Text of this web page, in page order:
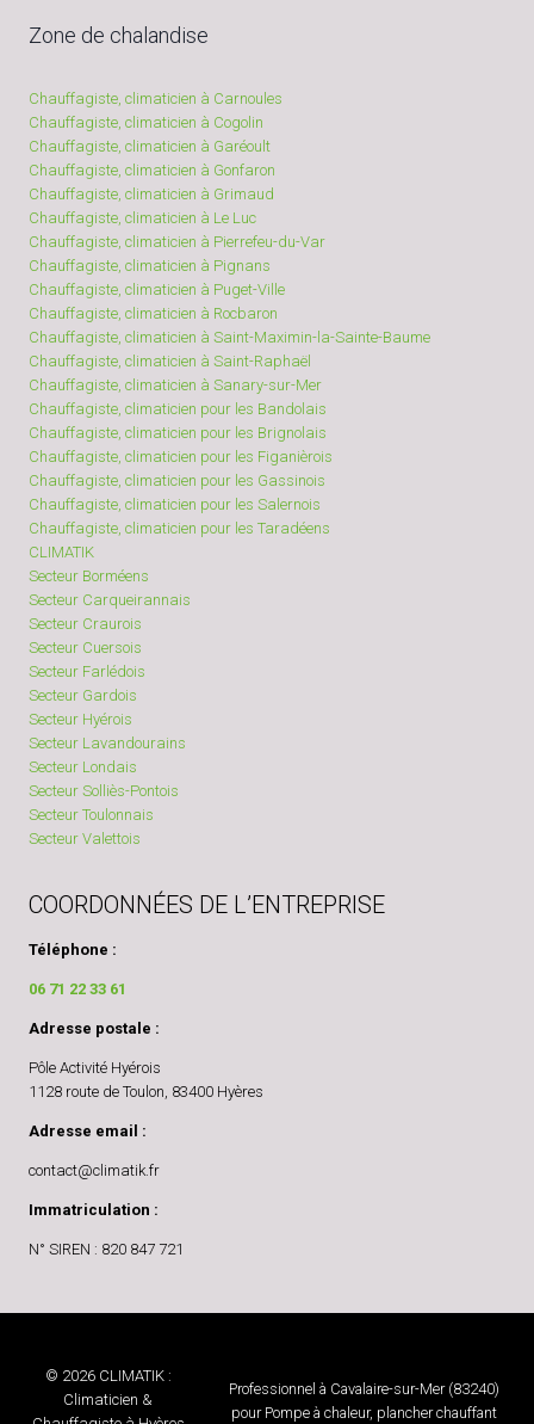
Zone de chalandise
Chauffagiste, climaticien à Carnoules
Chauffagiste, climaticien à Cogolin
Chauffagiste, climaticien à Garéoult
Chauffagiste, climaticien à Gonfaron
Chauffagiste, climaticien à Grimaud
Chauffagiste, climaticien à Le Luc
Chauffagiste, climaticien à Pierrefeu-du-Var
Chauffagiste, climaticien à Pignans
Chauffagiste, climaticien à Puget-Ville
Chauffagiste, climaticien à Rocbaron
Chauffagiste, climaticien à Saint-Maximin-la-Sainte-Baume
Chauffagiste, climaticien à Saint-Raphaël
Chauffagiste, climaticien à Sanary-sur-Mer
Chauffagiste, climaticien pour les Bandolais
Chauffagiste, climaticien pour les Brignolais
Chauffagiste, climaticien pour les Figanièrois
Chauffagiste, climaticien pour les Gassinois
Chauffagiste, climaticien pour les Salernois
Chauffagiste, climaticien pour les Taradéens
CLIMATIK
Secteur Borméens
Secteur Carqueirannais
Secteur Craurois
Secteur Cuersois
Secteur Farlédois
Secteur Gardois
Secteur Hyérois
Secteur Lavandourains
Secteur Londais
Secteur Solliès-Pontois
Secteur Toulonnais
Secteur Valettois
COORDONNÉES DE L’ENTREPRISE
Téléphone :
06 71 22 33 61
Adresse postale :
Pôle Activité Hyérois
1128 route de Toulon, 83400 Hyères
Adresse email :
contact@climatik.fr
Immatriculation :
N° SIREN : 820 847 721
© 2026 CLIMATIK :
Climaticien &
Professionnel à Cavalaire-sur-Mer (83240)
pour Pompe à chaleur, plancher chauffant